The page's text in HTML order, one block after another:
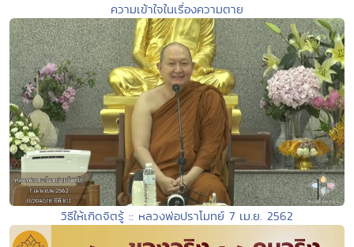
ความเข้าใจในเรื่องความตาย
วิธีให้เกิดจิตรู้ :: หลวงพ่อปราโมทย์ 7 เม.ย. 2562